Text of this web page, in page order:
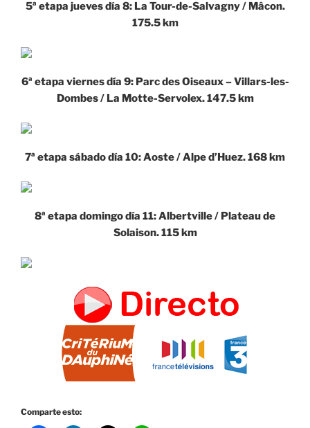
5ª etapa jueves día 8: La Tour-de-Salvagny / Mâcon.
175.5 km
6ª etapa viernes día 9: Parc des Oiseaux – Villars-les-
Dombes / La Motte-Servolex. 147.5 km
7ª etapa sábado día 10: Aoste / Alpe d’Huez. 168 km
8ª etapa domingo día 11: Albertville / Plateau de
Solaison. 115 km
Comparte esto: